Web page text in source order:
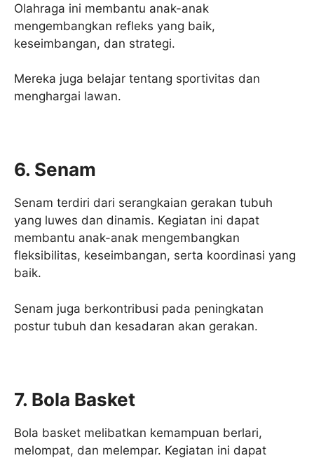
Olahraga ini membantu anak-anak
mengembangkan refleks yang baik,
keseimbangan, dan strategi.
Mereka juga belajar tentang sportivitas dan
menghargai lawan.
6. Senam
Senam terdiri dari serangkaian gerakan tubuh
yang luwes dan dinamis. Kegiatan ini dapat
membantu anak-anak mengembangkan
fleksibilitas, keseimbangan, serta koordinasi yang
baik.
Senam juga berkontribusi pada peningkatan
postur tubuh dan kesadaran akan gerakan.
7. Bola Basket
Bola basket melibatkan kemampuan berlari,
melompat, dan melempar. Kegiatan ini dapat